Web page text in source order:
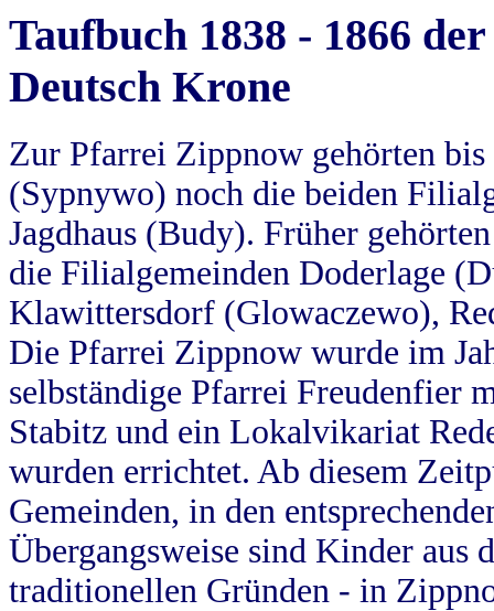
Taufbuch 1838 - 1866
Deutsch Krone
Zur Pfarrei Zippnow gehörten
(Sypnywo) noch die beiden
Jagdhaus (Budy). Früher
die Filialgemeinden Doderlage
Klawittersdorf (Glowaczewo),
Die Pfarrei Zippnow wurde im
selbständige Pfarrei Freudenfier
Stabitz und ein Lokalvikariat
wurden errichtet. Ab diesem
Gemeinden, in den
Übergangsweise sind Kinder aus
traditionellen Gründen - in